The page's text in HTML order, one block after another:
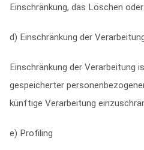
Einschränkung, das Löschen
d) Einschränkung der
Einschränkung der Verarbeitung
gespeicherter
künftige Verarbeitung
e) Profiling